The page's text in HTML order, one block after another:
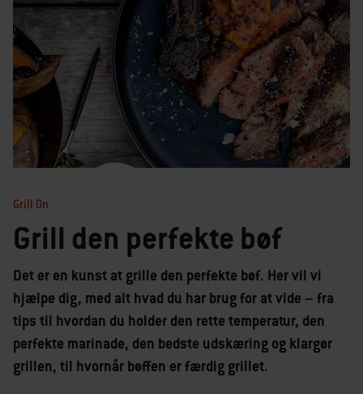
Grill On
Grill den perfekte bøf
Det er en kunst at grille den perfekte bøf. Her vil vi
hjælpe dig, med alt hvad du har brug for at vide – fra
tips til hvordan du holder den rette temperatur, den
perfekte marinade, den bedste udskæring og klargør
grillen, til hvornår bøffen er færdig grillet.